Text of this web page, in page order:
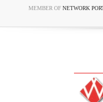
MEMBER OF NETWORK